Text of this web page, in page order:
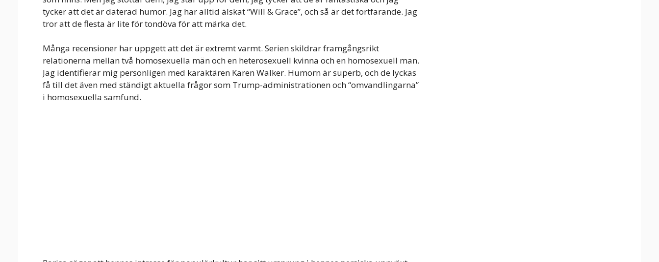
tycker att det är daterad humor. Jag har alltid älskat “Will & Grace”, och så är det fortfarande. Jag
tror att de flesta är lite för tondöva för att märka det.
Många recensioner har uppgett att det är extremt varmt. Serien skildrar framgångsrikt
relationerna mellan två homosexuella män och en heterosexuell kvinna och en homosexuell man.
Jag identifierar mig personligen med karaktären Karen Walker. Humorn är superb, och de lyckas
få till det även med ständigt aktuella frågor som Trump-administrationen och “omvandlingarna”
i homosexuella samfund.